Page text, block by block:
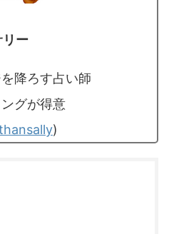
リー
降ろす占い師
グが得意
)